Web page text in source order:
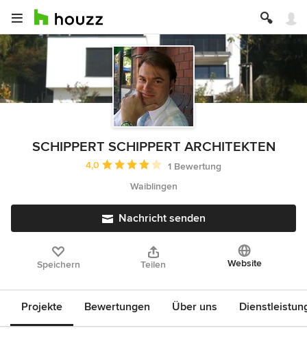
SCHIPPERT SCHIPPERT ARCHITEKTEN
Durchschnittliche Bewertung: 4 von 5 Sternen
4,0
1 Bewertung
Waiblingen
Nachricht senden
Speichern Teilen Website
Projekte Bewertungen Über uns